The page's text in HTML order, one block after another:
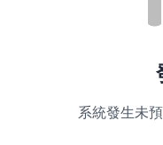
系統發生未